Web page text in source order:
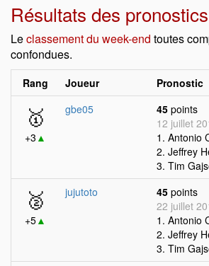
Résultats des pronostics
Leclassement du week-end toutes
confondues.
Rang Joueur Pronostic
🥇
+3 ▲
gbe05 45 points
12 juillet
1. Antonio
2. Jeffrey
3. Tim
🥈
+5▲
jujutoto 45 points
22 juillet
1. Antonio
2. Jeffrey
3. Tim